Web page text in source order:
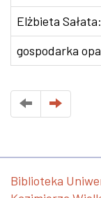
Elżbieta
gospodarka
Biblioteka